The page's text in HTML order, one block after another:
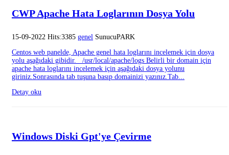
CWP Apache Hata Loglarının Dosya Yolu
15-09-2022 Hits:3385 genel SunucuPARK
Centos web panelde, Apache genel hata loglarını incelemek için dosya
yolu aşağıdaki gibidir. /usr/local/apache/logs Belirli bir domain için
apache hata loglarını incelemek için aşağıdaki dosya yolunu
giriniz.Sonrasında tab tuşuna basıp domainizi yazınız.Tab...
Detay oku
Windows Diski Gpt'ye Çevirme